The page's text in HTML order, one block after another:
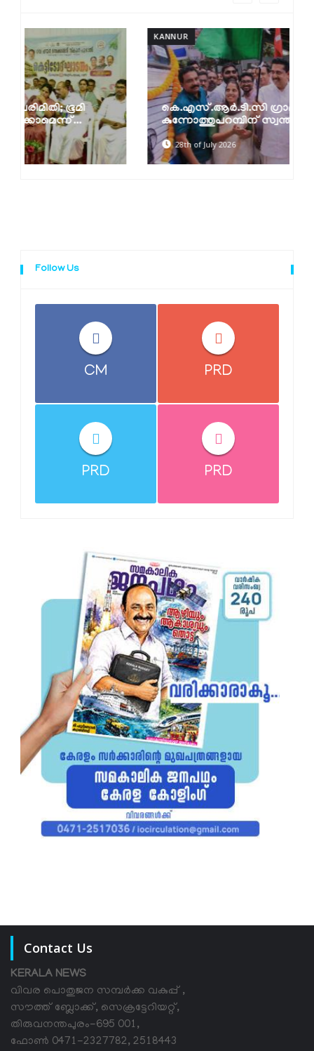
KANNUR
കെ.എസ്.ആർ.ടി.സി ഗ്രാമവണ്ടി
കുന്നോത്തുപറമ്പിന് സ്വന്തം
28th of July 2026
Follow Us
CM PRD
PRD PRD
Contact Us
KERALA NEWS
വിവര പൊതുജന സമ്പര്‍ക്ക വകുപ്പ് ,
സൗത്ത് ബ്ലോക്ക്, സെക്രട്ടേറിയറ്റ്,
തിരുവനന്തപുരം-695 001,
ഫോൺ 0471-2327782, 2518443